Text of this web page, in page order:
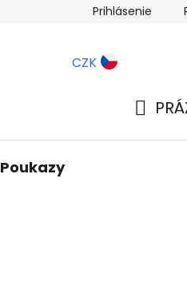
Blog
Prihlásenie
CZK
Poukazy